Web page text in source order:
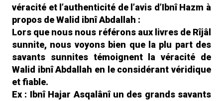
véracité et l’authenticité de l’avis d’Ibnî Hazm à
propos de Walid ibnî Abdallah :
Lors que nous nous référons aux livres de Rîjâl
sunnite, nous voyons bien que la plu part des
savants sunnites témoignent la véracité de
Walid ibnî Abdallah en le considérant véridique
et fiable.
Ex : Ibnî Hajar Asqalânî un des grands savants